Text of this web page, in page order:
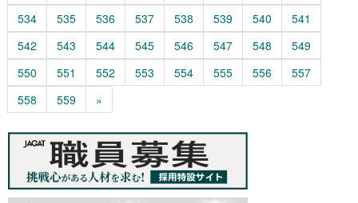
534
535 536 537 538 539 540
541
542
543 544 545 546 547 548
549
550
551 552 553 554 555 556
557
558
559 »